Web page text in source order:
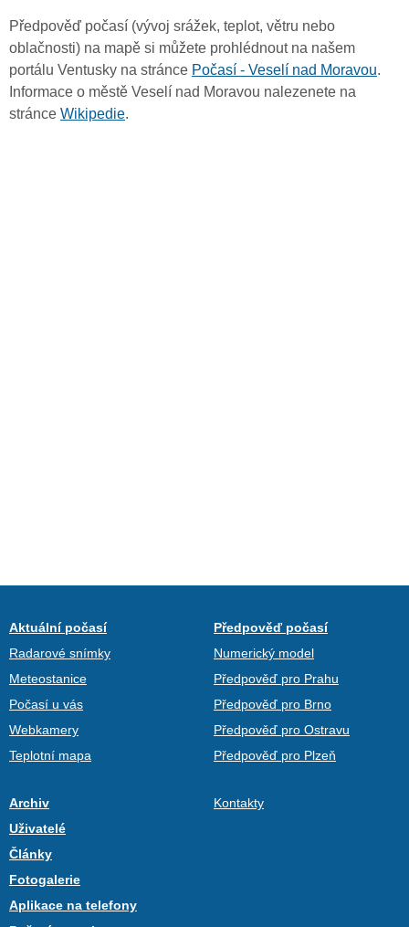
Předpověď počasí (vývoj srážek, teplot, větru nebo
oblačnosti) na mapě si můžete prohlédnout na našem
portálu Ventusky na stránce Počasí - Veselí nad Moravou.
Informace o městě Veselí nad Moravou nalezenete na
stránce Wikipedie.
Aktuální počasí
Radarové snímky
Meteostanice
Počasí u vás
Webkamery
Teplotní mapa
Předpověď počasí
Numerický model
Předpověď pro Prahu
Předpověď pro Brno
Předpověď pro Ostravu
Předpověď pro Plzeň
Archiv
Uživatelé
Články
Fotogalerie
Aplikace na telefony
Kontakty